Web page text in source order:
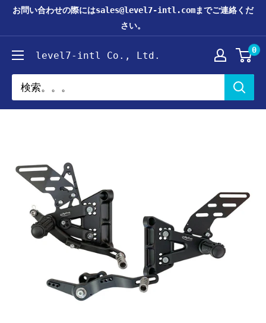
ス
お問い合わせの際にはsales@level7-intl.comまでご連絡くだ
さい。
level7-intl Co., Ltd. 0